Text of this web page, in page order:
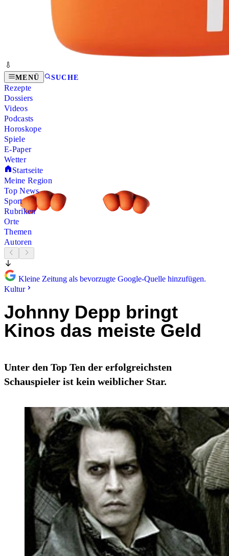
MENÜ SUCHE
Rezepte
Dossiers
Videos
Podcasts
Horoskope
Spiele
E-Paper
Wetter
Startseite
Meine Region
Top News
Sport
Rubriken
Orte
Themen
Autoren
Kleine Zeitung als bevorzugte Google-Quelle hinzufügen.
Kultur
Johnny Depp bringt
Kinos das meiste Geld
Unter den Top Ten der erfolgreichsten
Schauspieler ist kein weiblicher Star.